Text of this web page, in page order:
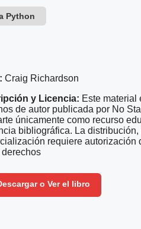
Python
Craig Richardson
y Licencia: Este material
de autor publicada por No
únicamente como recurso
bibliográfica. La
requiere autorización
o Ver el libro